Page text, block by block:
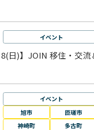
イベント
8(日)】JOIN 移住・交
イベント
旭市
匝瑳市
神崎町
多古町